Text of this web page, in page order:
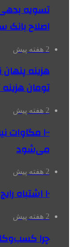
اصلاح بانک
2 هفته پیش
هزینه
تومان
2 هفته پیش
۱۰۰
می‌شود
2 هفته پیش
۱۰ اشتباه رایج هنگام انتخاب تاورکرین برای پروژه
2 هفته پیش
چرا